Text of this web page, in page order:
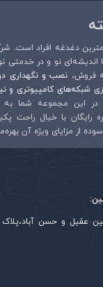
دغدغه افراد است.
با اندیشه‌ای نو و در
نصب و نگهداری
شبکه‌های کامپیوتری و
در این مجموعه شما به
رایگان با خیال راحت
از مزایای ویژه آن